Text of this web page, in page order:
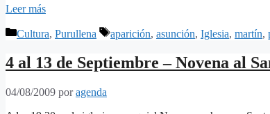
Leer más
Categorías
Cultura, Purullena Etiquetas
aparición, asunción, Iglesia, martín,
4 al 13 de Septiembre – Novena al
04/08/2009 poragenda